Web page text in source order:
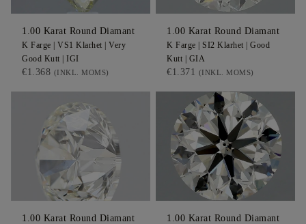
1.00 Karat Round Diamant
K Farge | VS1 Klarhet | Very
Good Kutt | IGI
€1.368 (INKL. MOMS)
1.00 Karat Round Diamant
K Farge | SI2 Klarhet | Good
Kutt | GIA
€1.371 (INKL. MOMS)
1.00 Karat Round Diamant 1.00 Karat Round Diamant